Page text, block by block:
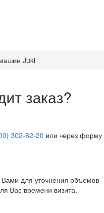
Juki
заказ?
302-82-20 или через форму
для уточнения объемов
Вас времени визита.